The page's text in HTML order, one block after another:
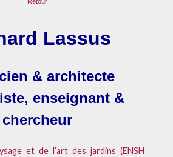
Lassus
& architecte
enseignant &
chercheur
et de l’art des jardins (ENSH